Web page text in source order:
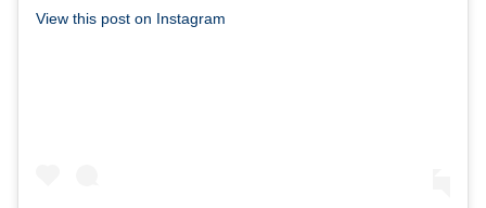
View this post on Instagram